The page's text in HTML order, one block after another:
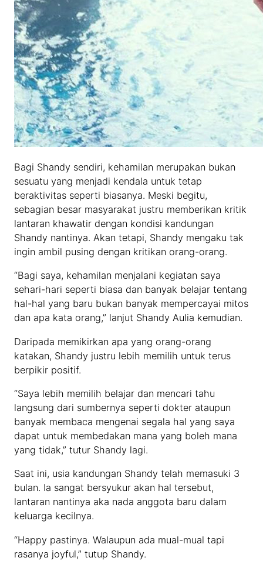
Bagi Shandy sendiri, kehamilan merupakan bukan
sesuatu yang menjadi kendala untuk tetap
beraktivitas seperti biasanya. Meski begitu,
sebagian besar masyarakat justru memberikan kritik
lantaran khawatir dengan kondisi kandungan
Shandy nantinya. Akan tetapi, Shandy mengaku tak
ingin ambil pusing dengan kritikan orang-orang.
“Bagi saya, kehamilan menjalani kegiatan saya
sehari-hari seperti biasa dan banyak belajar tentang
hal-hal yang baru bukan banyak mempercayai mitos
dan apa kata orang,” lanjut Shandy Aulia kemudian.
Daripada memikirkan apa yang orang-orang
katakan, Shandy justru lebih memilih untuk terus
berpikir positif.
“Saya lebih memilih belajar dan mencari tahu
langsung dari sumbernya seperti dokter ataupun
banyak membaca mengenai segala hal yang saya
dapat untuk membedakan mana yang boleh mana
yang tidak,” tutur Shandy lagi.
Saat ini, usia kandungan Shandy telah memasuki 3
bulan. Ia sangat bersyukur akan hal tersebut,
lantaran nantinya aka nada anggota baru dalam
keluarga kecilnya.
“Happy pastinya. Walaupun ada mual-mual tapi
rasanya joyful,” tutup Shandy.